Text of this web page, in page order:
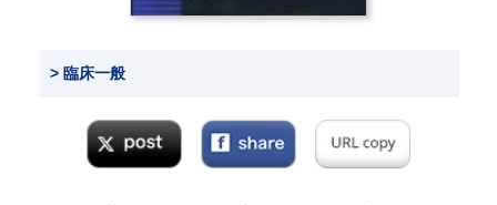
> 臨床一般